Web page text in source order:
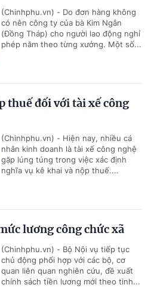
(Chinhphu.vn) - Do đơn hàng không
có nên công ty của bà Kim Ngân
(Đồng Tháp) cho người lao động nghỉ
phép năm theo từng xưởng. Một số...
thuế đối với tài xế công
(Chinhphu.vn) - Hiện nay, nhiều cá
nhân kinh doanh là tài xế công nghệ
gặp lúng túng trong việc xác định
nghĩa vụ kê khai và nộp thuế....
lương công chức xã
(Chinhphu.vn) - Bộ Nội vụ tiếp tục
chủ động phối hợp với các bộ, cơ
quan liên quan nghiên cứu, đề xuất
chính sách tiền lương mới theo tinh...